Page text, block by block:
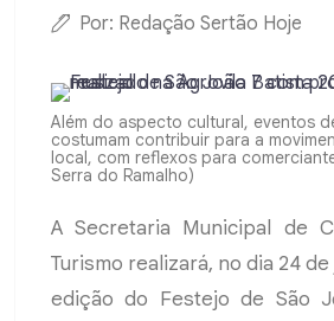
Por: Redação Sertão Hoje
Além do aspecto cultural, eventos
costumam contribuir para a
local, com reflexos para
Serra do Ramalho)
A Secretaria Municipal de
Turismo realizará, no dia 24 de
edição do Festejo de São